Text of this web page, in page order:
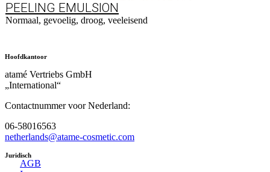
PEELING EMULSION
Normaal, gevoelig, droog, veeleisend
Hoofdkantoor
atamé Vertriebs GmbH
„International“
Contactnummer voor Nederland:
06-58016563
netherlands@atame-cosmetic.com
Juridisch
AGB